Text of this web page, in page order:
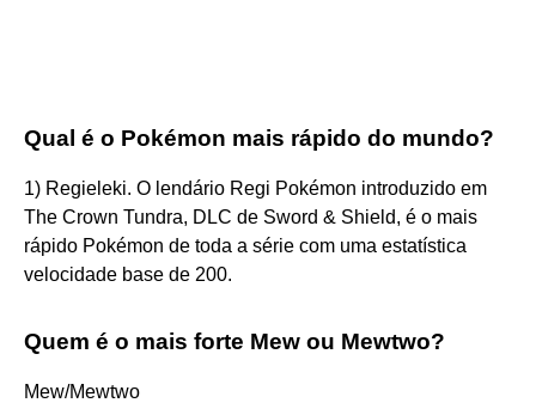
Qual é o Pokémon mais rápido do mundo?
1) Regieleki. O lendário Regi Pokémon introduzido em
The Crown Tundra, DLC de Sword & Shield, é o mais
rápido Pokémon de toda a série com uma estatística
velocidade base de 200.
Quem é o mais forte Mew ou Mewtwo?
Mew/Mewtwo